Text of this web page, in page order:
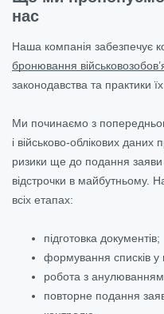
нас
Наша компанія забезпечує
бронювання
законодавства та практики
Ми починаємо з
і військово-облікових
ризики ще до подання
відстрочки в майбутньому.
всіх етапах:
підготовка документів;
формування списків у
робота з
повторне подання